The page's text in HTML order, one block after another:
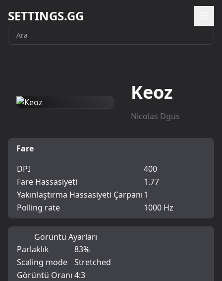
SETTINGS.GG
Keoz
Nicolas Dgus
Fare
DPI
400
Fare Hassasiyeti
1.77
Yakınlaştırma Hassasiyeti Çarpanı1
Polling rate
1000 Hz
Görüntü Ayarları
Parlaklık
83%
Scaling mode
Stretched
Görüntü Oranı 4:3